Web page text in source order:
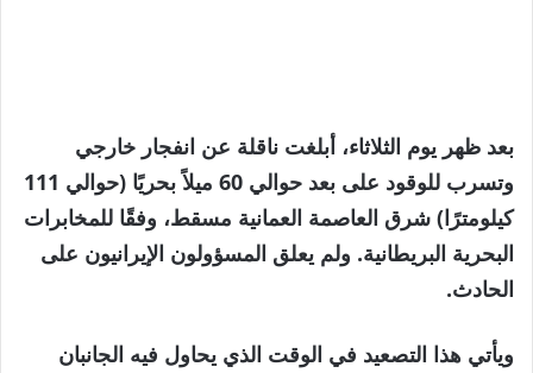
بعد ظهر يوم الثلاثاء، أبلغت ناقلة عن انفجار خارجي
وتسرب للوقود على بعد حوالي 60 ميلاً بحريًا (حوالي 111
كيلومترًا) شرق العاصمة العمانية مسقط، وفقًا للمخابرات
البحرية البريطانية. ولم يعلق المسؤولون الإيرانيون على
الحادث.
ويأتي هذا التصعيد في الوقت الذي يحاول فيه الجانبان